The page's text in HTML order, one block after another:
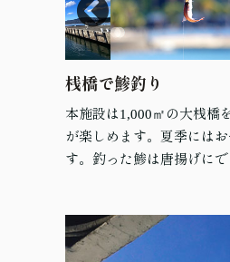
桟橋で鯵釣り
本施設は1,000㎡の大桟橋
が楽しめます。夏季には
す。釣った鯵は唐揚げにで